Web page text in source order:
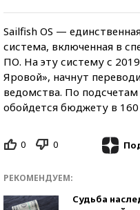
Sailfish OS —
система, включенная в
ПО. На эту систему с
Яровой», начнут
ведомства. По подсчетам
обойдется бюджету в
0 0
РЕКОМЕНДУЕМ:
Судьба